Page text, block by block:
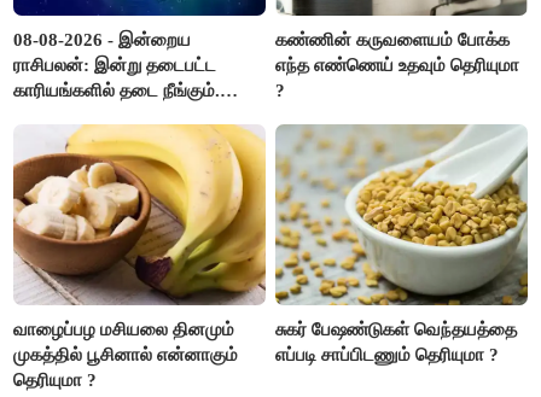
08-08-2026 - இன்றைய
ராசிபலன்: இன்று தடைபட்ட
காரியங்களில் தடை நீங்கும்.
இருக்கும். ஆன்மீக எண்ணம்
அதிகரிக்கும்..!
கண்ணின் கருவளையம் போக்க
எந்த எண்ணெய் உதவும் தெரியுமா
?
வாழைப்பழ மசியலை தினமும்
முகத்தில் பூசினால் என்னாகும்
தெரியுமா ?
சுகர் பேஷண்டுகள் வெந்தயத்தை
எப்படி சாப்பிடணும் தெரியுமா ?